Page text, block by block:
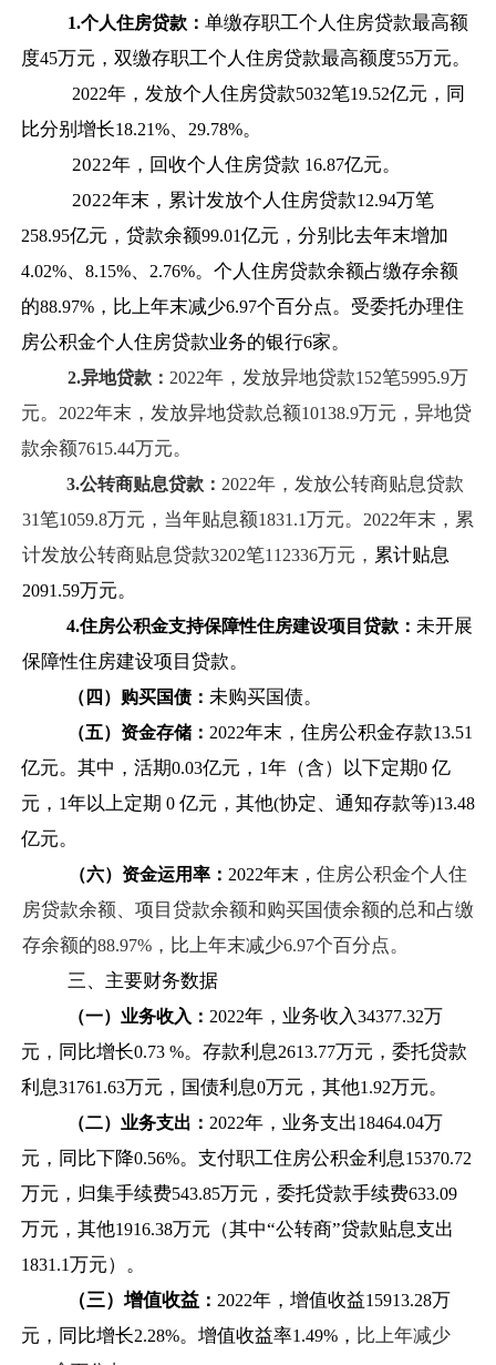
1.个人住房贷款： 单缴存职工个人住房贷款最高额
度45万元，双缴存职工个人住房贷款最高额度55万元。
2022年，发放个人住房贷款5032笔19.52亿元，同
比分别增长18.21%、 29.78%。
2022年，回收个人住房贷款 16.87亿元。
2022年末，累计发放个人住房贷款12.94万笔
258.95亿元，贷款余额99.01亿元，分别比去年末增加
4.02%、 8.15%、 2.76%。个人住房贷款余额占缴存余额
的88.97% ，比上年末减少6.97个百分点。受委托办理住
房公积金个人住房贷款业务的银行6家。
2.异地贷款： 2022年，发放异地贷款152笔5995.9万
元。
2022年末，发放异地贷款总额10138.9万元，异地贷
款余额7615.44万元。
3.公转商贴息贷款： 2022年，发放公转商贴息贷款
31笔1059.8万元，当年贴息额1831.1万元。2022年末，累
计发放公转商贴息贷款3202笔112336万元， 累计贴息
2091.59万元。
4.住房公积金支持保障性住房建设项目贷款： 未开展
保障性住房建设项目贷款。
（四）购买国债： 未购买国债。
（五）资金存储： 2022年末，住房公积金存款13.51
亿元。其中，活期0.03亿元， 1年（含）以下定期0 亿
元， 1年以上定期 0 亿元，其他(协定、通知存款等)13.48
亿元。
（六）资金运用率： 2022年末， 住房公积金个人住
房贷款余额、项目贷款余额和购买国债余额的总和占缴
存余额的88.97% ，比上年末减少6.97个百分点。
三、主要财务数据
（一）业务收入： 2022年，业务收入34377.32万
元，同比增长0.73 %。存款利息2613.77万元，委托贷款
利息31761.63万元，国债利息0万元，其他1.92万元。
（二）业务支出： 2022年，业务支出18464.04万
元，同比下降0.56%。支付职工住房公积金利息15370.72
万元，归集手续费543.85万元，委托贷款手续费633.09
万元，其他1916.38万元（其中“公转商”贷款贴息支出
1831.1万元）。
（三）增值收益： 2022年，增值收益15913.28万
元，同比增长2.28%。增值收益率1.49% ， 比上年减少